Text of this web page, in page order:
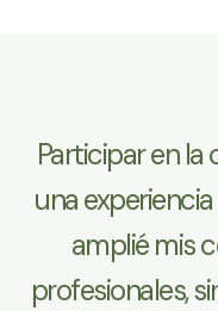
Participar en
una
amplié mis
profesionales,